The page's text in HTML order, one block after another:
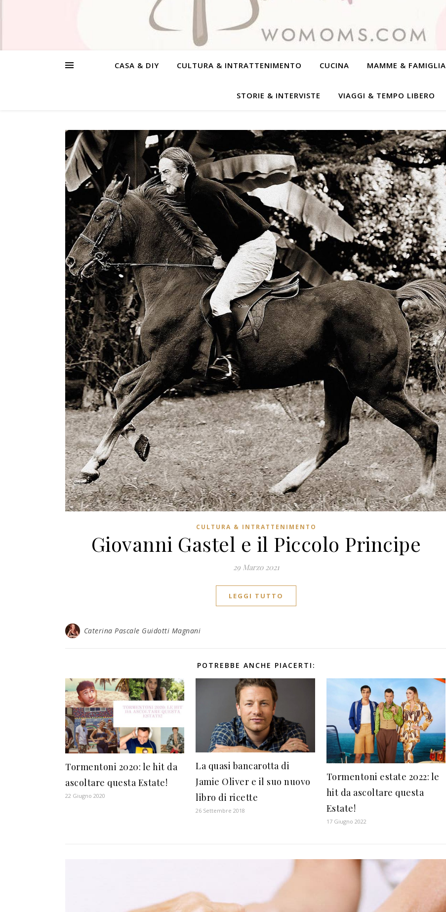
CASA & DIY CULTURA & INTRATTENIMENTO CUCINA MAMME & FAMIGLIA
STORIE & INTERVISTE VIAGGI & TEMPO LIBERO
CULTURA & INTRATTENIMENTO
Giovanni Gastel e il Piccolo Principe
29 Marzo 2021
LEGGI TUTTO
Caterina Pascale Guidotti Magnani
POTREBBE ANCHE PIACERTI:
Tormentoni 2020: le hit da
ascoltare questa Estate!
22 Giugno 2020
La quasi bancarotta di
Jamie Oliver e il suo nuovo
libro di ricette
26 Settembre 2018
Tormentoni estate 2022: le
hit da ascoltare questa
Estate!
17 Giugno 2022